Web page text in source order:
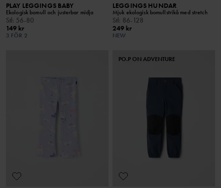
PLAY LEGGINGS BABY
Ekologisk bomull och justerbar midja
Stl: 56-80
149 kr
3 FÖR 2
LEGGINGS HUNDAR
Mjuk ekologisk bomullstrikå med stretch
Stl: 86-128
249 kr
NEW
PO.P ON ADVENTURE